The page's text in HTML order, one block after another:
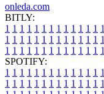
onleda.com
BITLY:
1 1 1 1 1 1 1 1 1 1 1 1 1 1
1 1 1 1 1 1 1 1 1 1 1 1 1 1
1 1 1 1 1 1 1 1 1 1 1 1 1 1
SPOTIFY:
1 1 1 1 1 1 1 1 1 1 1 1 1 1
1 1 1 1 1 1 1 1 1 1 1 1 1 1